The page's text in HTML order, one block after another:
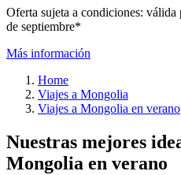
Oferta sujeta a condiciones: válida
de septiembre*
Más información
Home
Viajes a Mongolia
Viajes a Mongolia en verano
Nuestras mejores
Mongolia en verano